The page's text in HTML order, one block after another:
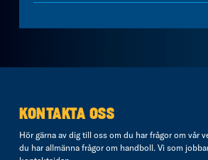
KONTAKTA OSS
Hör gärna av dig till oss om du har frågor om vår
du har allmänna frågor om handboll. Vi som